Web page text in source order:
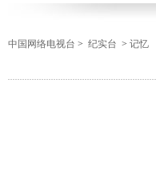
中国网络电视台 > 纪实台 > 记忆